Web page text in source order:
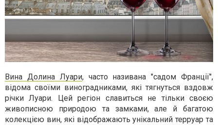
Вина Долина Луари, часто називана "садом Франції",
відома своїми виноградниками, які тягнуться вздовж
річки Луари. Цей регіон славиться не тільки своєю
живописною природою та замками, але й багатою
колекцією вин, які відображають унікальний терруар та